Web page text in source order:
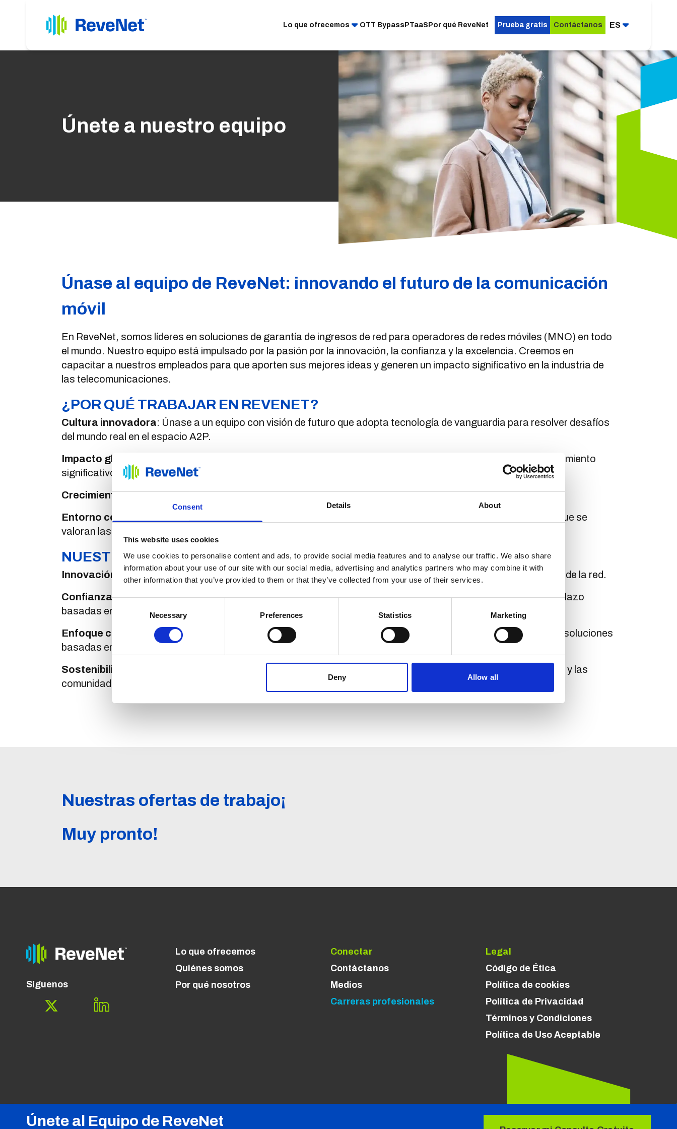
Consent Details About
This website uses cookies
We use cookies to personalise content and ads, to provide social media features and to analyse our traffic. We also share
information about your use of our site with our social media, advertising and analytics partners who may combine it with
other information that you’ve provided to them or that they’ve collected from your use of their services.
Consent
Necessary Preferences Statistics Marketing
Deny Allow all
Lo que ofrecemos OTT Bypass PTaaS Por qué ReveNet Prueba gratis Contáctanos ES
Únete a nuestro equipo
Únase al equipo de ReveNet: innovando el futuro de la comunicación
móvil
En ReveNet, somos líderes en soluciones de garantía de ingresos de red para operadores de redes móviles (MNO) en todo
el mundo. Nuestro equipo está impulsado por la pasión por la innovación, la confianza y la excelencia. Creemos en
capacitar a nuestros empleados para que aporten sus mejores ideas y generen un impacto significativo en la industria de
las telecomunicaciones.
¿POR QUÉ TRABAJAR EN REVENET?
Cultura innovadora: Únase a un equipo con visión de futuro que adopta tecnología de vanguardia para resolver desafíos
del mundo real en el espacio A2P.
Impacto global
: sea parte de una empresa que se asocia con operadores móviles líderes para impulsar un crecimiento
significativo, mejorar la conectividad y garantizar la confiabilidad del servicio en todo el mundo.
Crecimiento profesional: Ofrecemos oportunidades de aprendizaje y desarrollo continuo.
Entorno colaborativo
: nuestro éxito se basa en el trabajo en equipo. Fomentamos una cultura inclusiva en la que se
valoran las distintas perspectivas y todas las opiniones cuentan.
NUESTROS VALORES FUNDAMENTALES
Innovación
: ampliamos los límites de lo posible para desarrollar soluciones que mejoren la garantía de ingresos de la red.
Confianza y transparencia: la integridad es la base de todo lo que hacemos. Construimos relaciones a largo plazo
basadas en la confianza.
Enfoque centrado en el cliente
: el éxito de nuestros clientes es nuestro éxito. Nos comprometemos a ofrecer soluciones
basadas en valor que satisfagan sus necesidades.
Sostenibilidad
: Estamos comprometidos con prácticas comerciales sostenibles que apoyen el medio ambiente y las
comunidades en las que operamos.
Nuestras ofertas de trabajo¡
Muy pronto!
Síguenos
Lo que ofrecemos
Quiénes somos
Por qué nosotros
Conectar
Contáctanos
Medios
Carreras profesionales
Legal
Código de Ética
Política de cookies
Política de Privacidad
Términos y Condiciones
Política de Uso Aceptable
Únete al Equipo de ReveNet